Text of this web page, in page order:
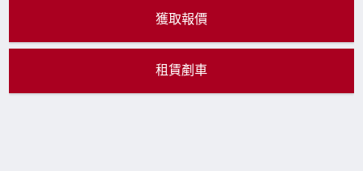
獲取報價
租賃剷車